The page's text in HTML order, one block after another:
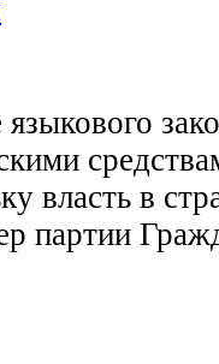
власть в
партии